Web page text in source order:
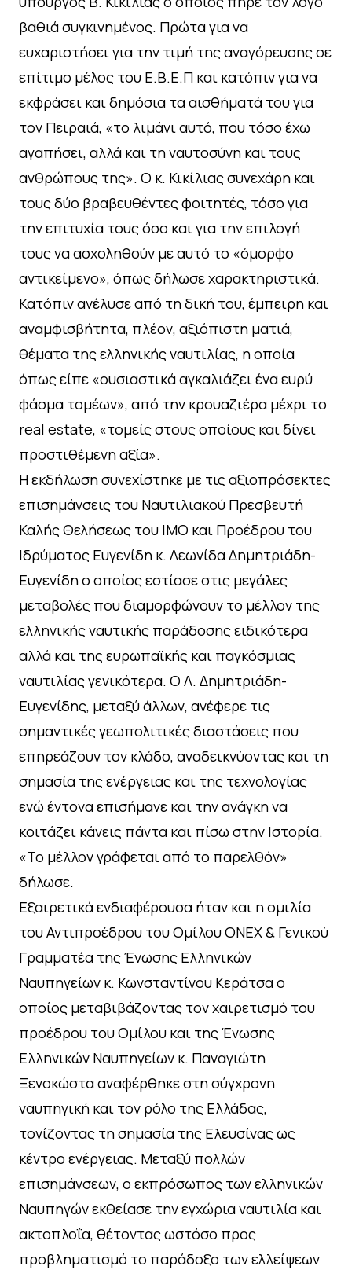
βαθιά συγκινημένος. Πρώτα για να
ευχαριστήσει για την τιμή της αναγόρευσης σε
επίτιμο μέλος του Ε.Β.Ε.Π και κατόπιν για να
εκφράσει και δημόσια τα αισθήματά του για
τον Πειραιά, «το λιμάνι αυτό, που τόσο έχω
αγαπήσει, αλλά και τη ναυτοσύνη και τους
ανθρώπους της». Ο κ. Κικίλιας συνεχάρη και
τους δύο βραβευθέντες φοιτητές, τόσο για
την επιτυχία τους όσο και για την επιλογή
τους να ασχοληθούν με αυτό το «όμορφο
αντικείμενο», όπως δήλωσε χαρακτηριστικά.
Κατόπιν ανέλυσε από τη δική του, έμπειρη και
αναμφισβήτητα, πλέον, αξιόπιστη ματιά,
θέματα της ελληνικής ναυτιλίας, η οποία
όπως είπε «ουσιαστικά αγκαλιάζει ένα ευρύ
φάσμα τομέων», από την κρουαζιέρα μέχρι το
real estate, «τομείς στους οποίους και δίνει
προστιθέμενη αξία».
Η εκδήλωση συνεχίστηκε με τις αξιοπρόσεκτες
επισημάνσεις του Ναυτιλιακού Πρεσβευτή
Καλής Θελήσεως του IMO και Προέδρου του
Ιδρύματος Ευγενίδη κ. Λεωνίδα Δημητριάδη-
Ευγενίδη ο οποίος εστίασε στις μεγάλες
μεταβολές που διαμορφώνουν το μέλλον της
ελληνικής ναυτικής παράδοσης ειδικότερα
αλλά και της ευρωπαϊκής και παγκόσμιας
ναυτιλίας γενικότερα. Ο Λ. Δημητριάδη-
Ευγενίδης, μεταξύ άλλων, ανέφερε τις
σημαντικές γεωπολιτικές διαστάσεις που
επηρεάζουν τον κλάδο, αναδεικνύοντας και τη
σημασία της ενέργειας και της τεχνολογίας
ενώ έντονα επισήμανε και την ανάγκη να
κοιτάζει κάνεις πάντα και πίσω στην Ιστορία.
«Το μέλλον γράφεται από το παρελθόν»
δήλωσε.
Εξαιρετικά ενδιαφέρουσα ήταν και η ομιλία
του Αντιπροέδρου του Ομίλου ΟΝΕΧ & Γενικού
Γραμματέα της Ένωσης Ελληνικών
Ναυπηγείων κ. Κωνσταντίνου Κεράτσα ο
οποίος μεταβιβάζοντας τον χαιρετισμό του
προέδρου του Ομίλου και της Ένωσης
Ελληνικών Ναυπηγείων κ. Παναγιώτη
Ξενοκώστα αναφέρθηκε στη σύγχρονη
ναυπηγική και τον ρόλο της Ελλάδας,
τονίζοντας τη σημασία της Ελευσίνας ως
κέντρο ενέργειας. Μεταξύ πολλών
επισημάνσεων, ο εκπρόσωπος των ελληνικών
Ναυπηγών εκθείασε την εγχώρια ναυτιλία και
ακτοπλοΐα, θέτοντας ωστόσο προς
προβληματισμό το παράδοξο των ελλείψεων